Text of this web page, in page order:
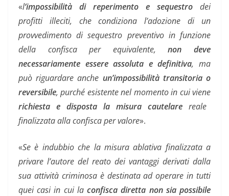
«l‘impossibilità di reperimento e sequestro dei
profitti illeciti, che condiziona l’adozione di un
provvedimento di sequestro preventivo in funzione
della confisca per equivalente,non deve
necessariamente essere assoluta e definitiva, ma
può riguardare anche un’impossibilità transitoria o
reversibile, purché esistente nel momento in cui viene
richiesta e disposta la misura cautelare reale
finalizzata alla confisca per valore».
«Se è indubbio che la misura ablativa finalizzata a
privare l’autore del reato dei vantaggi derivati dalla
sua attività criminosa è destinata ad operare in tutti
quei casi in cui laconfisca diretta non sia possibile